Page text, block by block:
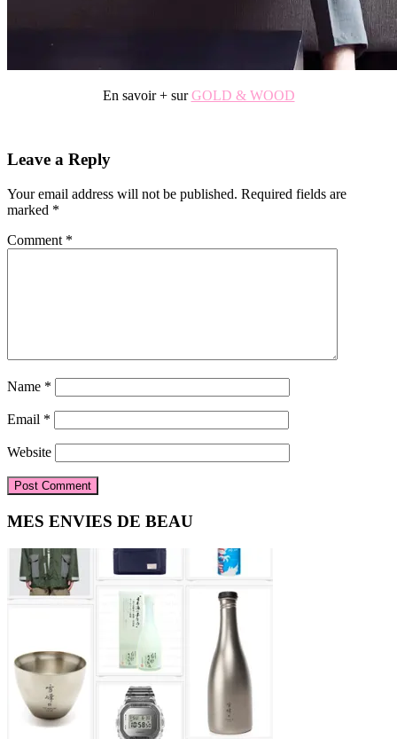
En savoir + surGOLD & WOOD
Reader
Leave a Reply
Your email address will not be published. Required fields are
marked *
Comment *
Name *
Email *
Website
Primary
Sidebar
MES ENVIES DE BEAU